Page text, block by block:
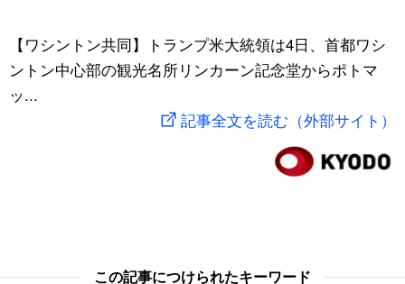
文化
動画/Live
スポーツ・東京2020
【ワシントン共同】トランプ米大統領は4日、首都ワシ
ントン中心部の観光名所リンカーン記念堂からポトマ
ッ...
記事全文を読む（外部サイト）
この記事につけられたキーワード